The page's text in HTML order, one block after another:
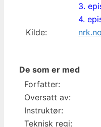
3.
4.
Kilde:
De som er med
Forfatter:
Oversatt av:
Instruktør:
Teknisk regi: